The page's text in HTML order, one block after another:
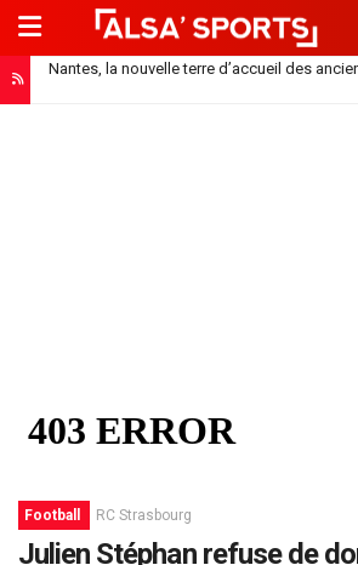
Nantes, la nouvelle terre d’accueil des
Football RC Strasbourg
Julien Stéphan refuse de